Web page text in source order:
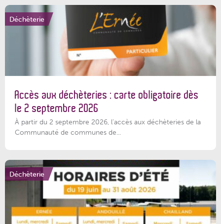
Déchèterie
Accès aux déchèteries : carte obligatoire dès
le 2 septembre 2026
À partir du 2 septembre 2026, l’accès aux déchèteries de la
Communauté de communes de...
Déchèterie